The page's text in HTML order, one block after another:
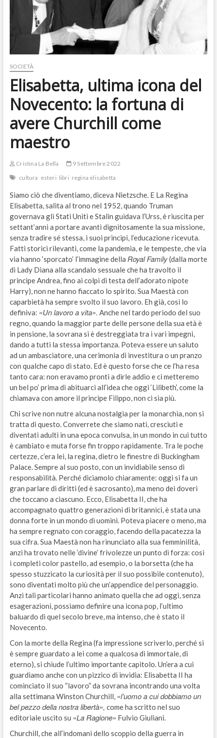
SOCIETÀ
Elisabetta, ultima icona del
Novecento: la fortuna di
avere Churchill come
maestro
Cristina La Bella
9 Settembre 2022
cultura esteri libri regina elisabetta
Siamo ciò che diventiamo, diceva Nietzsche. E La Regina
Elisabetta, salita al trono nel 1952, quando Truman
governava gli Stati Uniti e Stalin guidava l’Urss, è riuscita per
settant’anni a portare avanti dignitosamente la sua missione,
senza tradire sé stessa, i suoi princìpi, l’educazione ricevuta.
Fatti storici rilevanti, come la pandemia, e le tempeste, che via
via hanno ‘sporcato’ l’immagine della Royal Family(dalla morte
di Lady Diana alla scandalo sessuale che ha travolto il
principe Andrea, fino ai colpi di testa dell’adorato nipote
Harry), non ne hanno fiaccato lo spirito. Sua Maestà con
caparbietà ha sempre svolto il suo lavoro. Eh già, così lo
definiva: «Un lavoro a vita». Anche nel tardo periodo del suo
regno, quando la maggior parte delle persone della sua età è
in pensione, la sovrana si è destreggiata tra i vari impegni,
dando a tutti la stessa importanza. Poteva essere un saluto
ad un ambasciatore, una cerimonia di investitura o un pranzo
con qualche capo di stato. Ed è questo forse che ce l’ha resa
tanto cara: non eravamo pronti a dirle addio e ci metteremo
un bel po’ prima di abituarci all’idea che oggi ‘Lilibeth’, come la
chiamava con amore il principe Filippo, non ci sia più.
Chi scrive non nutre alcuna nostalgia per la monarchia, non si
tratta di questo. Converrete che siamo nati, cresciuti e
diventati adulti in una epoca convulsa, in un mondo in cui tutto
è cambiato e muta forse fin troppo rapidamente. Tra le poche
certezze, c’era lei, la regina, dietro le finestre di Buckingham
Palace. Sempre al suo posto, con un invidiabile senso di
responsabilità. Perché diciamolo chiaramente: oggi si fa un
gran parlare di diritti (ed è sacrosanto), ma meno dei doveri
che toccano a ciascuno. Ecco, Elisabetta II, che ha
accompagnato quattro generazioni di britannici, è stata una
donna forte in un mondo di uomini. Poteva piacere o meno, ma
ha sempre regnato con coraggio, facendo della pacatezza la
sua cifra. Sua Maestà non ha rinunciato alla sua femminilità,
anzi ha trovato nelle ‘divine’ frivolezze un punto di forza: così
i completi color pastello, ad esempio, o la borsetta (che ha
spesso stuzzicato la curiosità per il suo possibile contenuto),
sono diventati molto più che un’appendice del personaggio.
Anzi tali particolari hanno animato quella che ad oggi, senza
esagerazioni, possiamo definire una icona pop, l’ultimo
baluardo di quel secolo breve, ma intenso, che è stato il
Novecento.
Con la morte della Regina (fa impressione scriverlo, perché si
è sempre guardato a lei come a qualcosa di immortale, di
eterno), si chiude l’ultimo importante capitolo. Un’era a cui
guardiamo anche con un pizzico di invidia: Elisabetta II ha
cominciato il suo “lavoro” da sovrana incontrando una volta
alla settimana Winston Churchill, «l’uomo a cui dobbiamo un
bel pezzo della nostra libertà», come ha scritto nel suo
editoriale uscito su «La Ragione» Fulvio Giuliani.
Churchill, che all’indomani dello scoppio della guerra in